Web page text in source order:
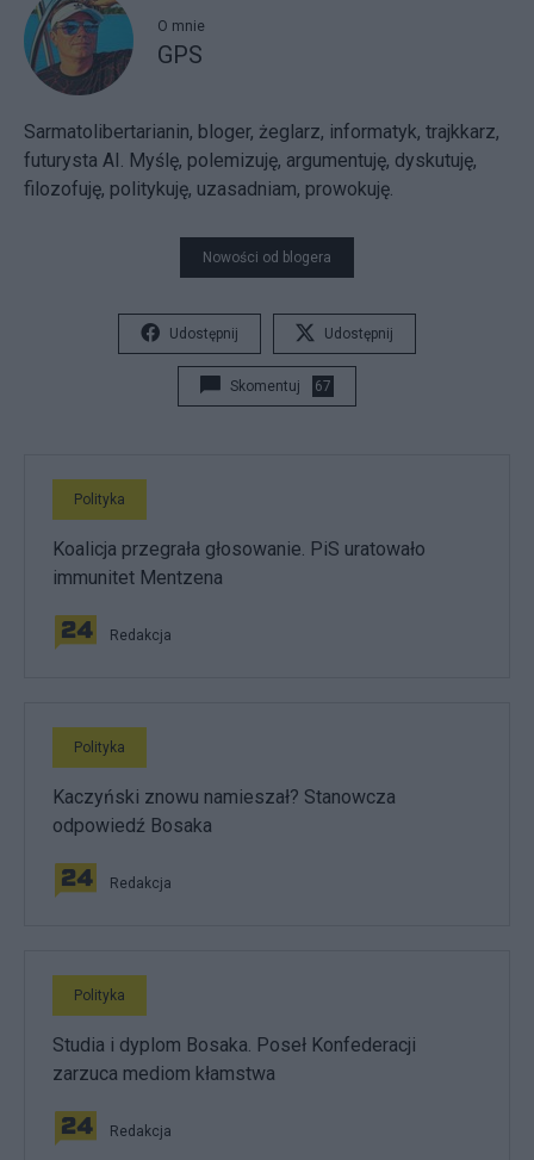
O mnie
GPS
Sarmatolibertarianin, bloger, żeglarz, informatyk, trajkkarz,
futurysta AI. Myślę, polemizuję, argumentuję, dyskutuję,
filozofuję, politykuję, uzasadniam, prowokuję.
Nowości od blogera
Udostępnij Udostępnij
Skomentuj 67
Polityka
Koalicja przegrała głosowanie. PiS uratowało
immunitet Mentzena
Redakcja
Polityka
Kaczyński znowu namieszał? Stanowcza
odpowiedź Bosaka
Redakcja
Polityka
Studia i dyplom Bosaka. Poseł Konfederacji
zarzuca mediom kłamstwa
Redakcja